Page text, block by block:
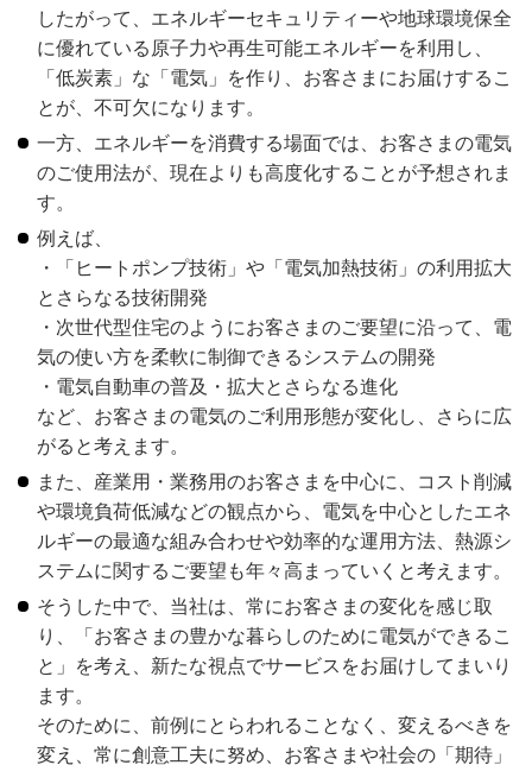
したがって、エネルギーセキュリティーや地球環境保全
に優れている原子力や再生可能エネルギーを利用し、
「低炭素」な「電気」を作り、お客さまにお届けするこ
とが、不可欠になります。
一方、エネルギーを消費する場面では、お客さまの電気
のご使用法が、現在よりも高度化することが予想されま
す。
例えば、
・「ヒートポンプ技術」や「電気加熱技術」の利用拡大
とさらなる技術開発
・次世代型住宅のようにお客さまのご要望に沿って、電
気の使い方を柔軟に制御できるシステムの開発
・電気自動車の普及・拡大とさらなる進化
など、お客さまの電気のご利用形態が変化し、さらに広
がると考えます。
また、産業用・業務用のお客さまを中心に、コスト削減
や環境負荷低減などの観点から、電気を中心としたエネ
ルギーの最適な組み合わせや効率的な運用方法、熱源シ
ステムに関するご要望も年々高まっていくと考えます。
そうした中で、当社は、常にお客さまの変化を感じ取
り、「お客さまの豊かな暮らしのために電気ができるこ
と」を考え、新たな視点でサービスをお届けしてまいり
ます。
そのために、前例にとらわれることなく、変えるべきを
変え、常に創意工夫に努め、お客さまや社会の「期待」